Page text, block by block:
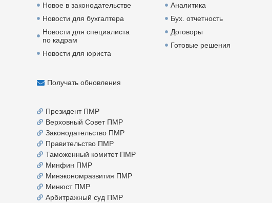
Новое в законодательстве
Новости для бухгалтера
Новости для специалиста
по кадрам
Новости для юриста
Получать обновления
Президент ПМР
Верховный Совет ПМР
Законодательство ПМР
Правительство ПМР
Таможенный комитет ПМР
Минфин ПМР
Минэкономразвития ПМР
Минюст ПМР
Арбитражный суд ПМР
Аналитика
Бух. отчетность
Договоры
Готовые решения